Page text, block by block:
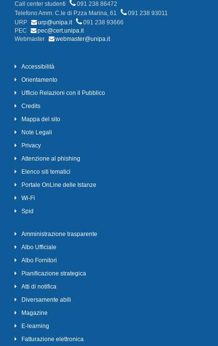
Call center studenti
091 238 86472
Telefono Amm. C.le di P.zza Marina, 61
091 238 93011
URP
urp@unipa.it
091 238 93666
PEC
pec@cert.unipa.it
Webmaster
webmaster@unipa.it
Accessibilità
Orientamento
Ufficio Relazioni con il Pubblico
Credits
Mappa del sito
Note Legali
Privacy
Attenzione al phishing
Elenco siti tematici
Portale OnLine delle Istanze
Wi-Fi
Spid
Amministrazione trasparente
Albo Ufficiale
Albo Fornitori
Pianificazione strategica
Atti di notifica
Diversamente abili
Magazine
E-learning
Fatturazione elettronica